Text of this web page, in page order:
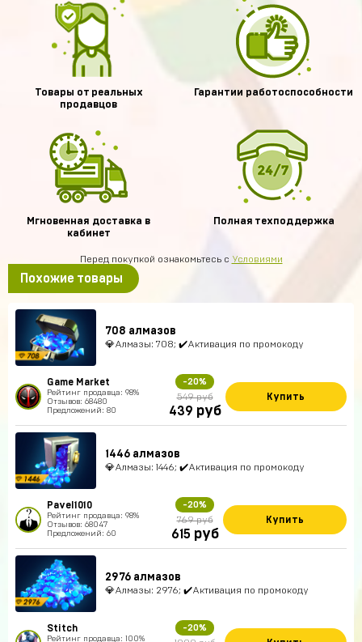
Товары от реальных
продавцов
Гарантии работоспособности
Мгновенная доставка в
кабинет
Полная техподдержка
Перед покупкой ознакомьтесь с Условиями
Похожие товары
708 алмазов
💎Алмазы: 708; ✔️Активация по промокоду
Game Market
Рейтинг продавца: 98%
Отзывов: 68480
Предложений: 80
-20%
549 руб
439 руб
Купить
1446 алмазов
💎Алмазы: 1446; ✔️Активация по промокоду
Pavel1010
Рейтинг продавца: 98%
Отзывов: 68047
Предложений: 60
-20%
769 руб
615 руб
Купить
2976 алмазов
💎Алмазы: 2976; ✔️Активация по промокоду
Stitch
Рейтинг продавца: 100%
-20%